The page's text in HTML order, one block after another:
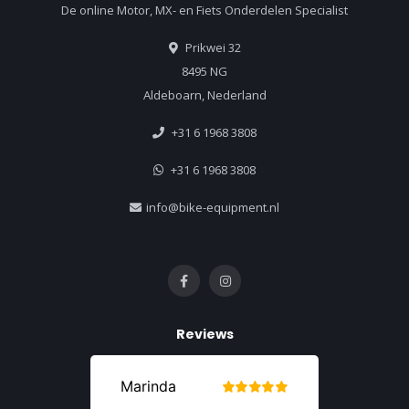
De online Motor, MX- en Fiets Onderdelen Specialist
Prikwei 32
8495 NG
Aldeboarn, Nederland
+31 6 1968 3808
+31 6 1968 3808
info@bike-equipment.nl
Reviews